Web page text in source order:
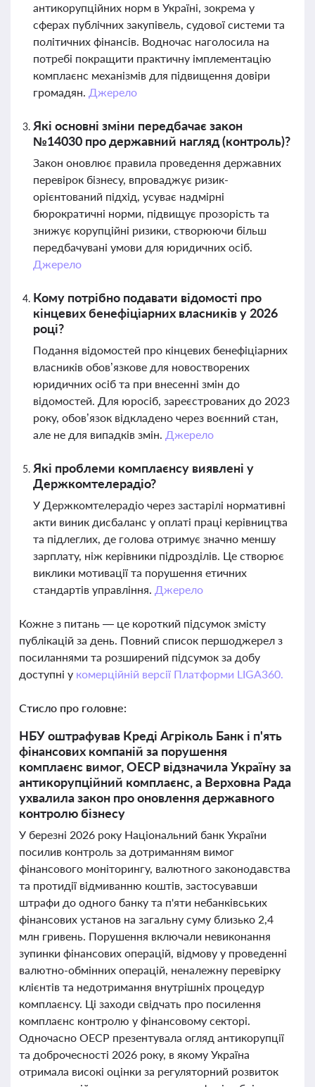
антикорупційних норм в Україні, зокрема у
сферах публічних закупівель, судової системи та
політичних фінансів. Водночас наголосила на
потребі покращити практичну імплементацію
комплаєнс механізмів для підвищення довіри
громадян. Джерело
Які основні зміни передбачає закон
№14030 про державний нагляд (контроль)?
Закон оновлює правила проведення державних
перевірок бізнесу, впроваджує ризик-
орієнтований підхід, усуває надмірні
бюрократичні норми, підвищує прозорість та
знижує корупційні ризики, створюючи більш
передбачувані умови для юридичних осіб.
Джерело
Кому потрібно подавати відомості про
кінцевих бенефіціарних власників у 2026
році?
Подання відомостей про кінцевих бенефіціарних
власників обов’язкове для новостворених
юридичних осіб та при внесенні змін до
відомостей. Для юросіб, зареєстрованих до 2023
року, обов’язок відкладено через воєнний стан,
але не для випадків змін. Джерело
Які проблеми комплаєнсу виявлені у
Держкомтелерадіо?
У Держкомтелерадіо через застарілі нормативні
акти виник дисбаланс у оплаті праці керівництва
та підлеглих, де голова отримує значно меншу
зарплату, ніж керівники підрозділів. Це створює
виклики мотивації та порушення етичних
стандартів управління. Джерело
Кожне з питань — це короткий підсумок змісту
публікацій за день. Повний список першоджерел з
посиланнями та розширений підсумок за добу
доступні у комерційній версії Платформи LIGA360.
Стисло про головне:
НБУ оштрафував Креді Агріколь Банк і п'ять
фінансових компаній за порушення
комплаєнс вимог, ОЕСР відзначила Україну за
антикорупційний комплаєнс, а Верховна Рада
ухвалила закон про оновлення державного
контролю бізнесу
У березні 2026 року Національний банк України
посилив контроль за дотриманням вимог
фінансового моніторингу, валютного законодавства
та протидії відмиванню коштів, застосувавши
штрафи до одного банку та п'яти небанківських
фінансових установ на загальну суму близько 2,4
млн гривень. Порушення включали невиконання
зупинки фінансових операцій, відмову у проведенні
валютно-обмінних операцій, неналежну перевірку
клієнтів та недотримання внутрішніх процедур
комплаєнсу. Ці заходи свідчать про посилення
комплаєнс контролю у фінансовому секторі.
Одночасно ОЕСР презентувала огляд антикорупції
та доброчесності 2026 року, в якому Україна
отримала високі оцінки за регуляторний розвиток